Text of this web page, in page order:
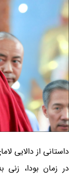
داستانی از دالایی
در زمان بودا، زنی